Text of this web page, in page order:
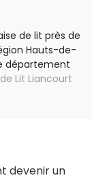
de lit près de
Hauts-de-
département
Lit Liancourt
devenir un